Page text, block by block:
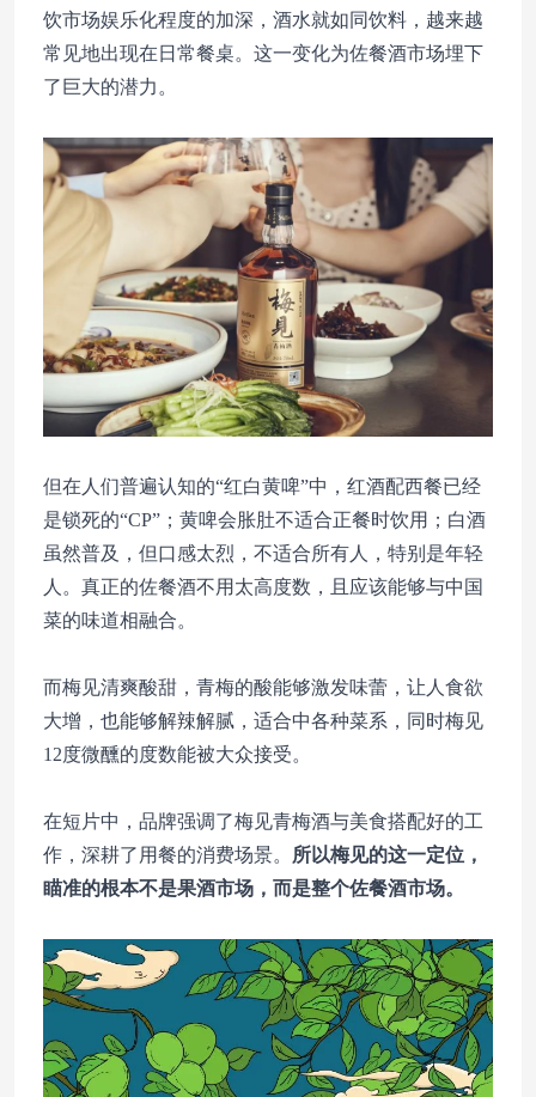
饮市场娱乐化程度的加深，酒水就如同饮料，越来越
常见地出现在日常餐桌。这一变化为佐餐酒市场埋下
了巨大的潜力。
但在人们普遍认知的“红白黄啤”中，红酒配西餐已经
是锁死的“CP”；黄啤会胀肚不适合正餐时饮用；白酒
虽然普及，但口感太烈，不适合所有人，特别是年轻
人。真正的佐餐酒不用太高度数，且应该能够与中国
菜的味道相融合。
而梅见清爽酸甜，青梅的酸能够激发味蕾，让人食欲
大增，也能够解辣解腻，适合中各种菜系，同时梅见
12度微醺的度数能被大众接受。
在短片中，品牌强调了梅见青梅酒与美食搭配好的工
作，深耕了用餐的消费场景。
所以梅见的这一定位，
瞄准的根本不是果酒市场，而是整个佐餐酒市场。